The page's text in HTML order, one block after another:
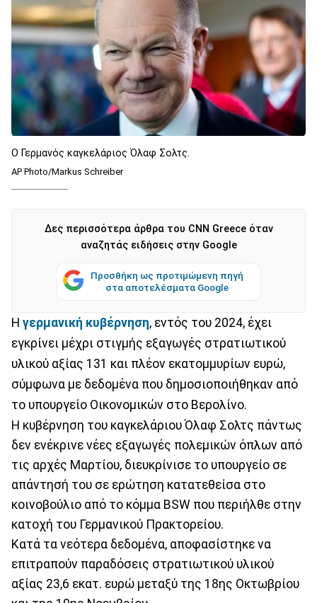
Ο Γερμανός καγκελάριος Όλαφ Σολτς.
AP Photo/Markus Schreiber
Δες περισσότερα άρθρα του CNN Greece όταν
αναζητάς ειδήσεις στην Google
Προσθήκη ως προτιμώμενη πηγή
στα αποτελέσματα Google
Η γερμανική κυβέρνηση, εντός του 2024, έχει
εγκρίνει μέχρι στιγμής εξαγωγές στρατιωτικού
υλικού αξίας 131 και πλέον εκατομμυρίων ευρώ,
σύμφωνα με δεδομένα που δημοσιοποιήθηκαν από
το υπουργείο Οικονομικών στο Βερολίνο.
Η κυβέρνηση του καγκελάριου Όλαφ Σολτς πάντως
δεν ενέκρινε νέες εξαγωγές πολεμικών όπλων από
τις αρχές Μαρτίου, διευκρίνισε το υπουργείο σε
απάντησή του σε ερώτηση κατατεθείσα στο
κοινοβούλιο από το κόμμα BSW που περιήλθε στην
κατοχή του Γερμανικού Πρακτορείου.
Κατά τα νεότερα δεδομένα, αποφασίστηκε να
επιτραπούν παραδόσεις στρατιωτικού υλικού
αξίας 23,6 εκατ. ευρώ μεταξύ της 18ης Οκτωβρίου